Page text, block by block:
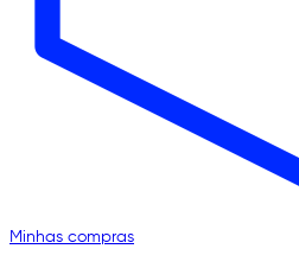
Minhas compras